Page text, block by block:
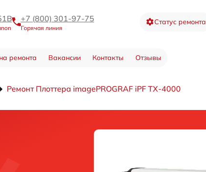
+7 (800) 301-97-75
Горячая линия
Статус ремонта
ремонта Вакансии Контакты Отзывы
Ремонт Плоттера imagePROGRAF iPF TX-4000